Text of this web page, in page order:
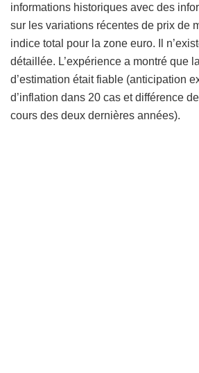
informations historiques avec des
sur les variations récentes de prix de
indice total pour la zone euro. Il
détaillée. L’expérience a montré que
d’estimation était fiable (anticipation
d’inflation dans 20 cas et différence
cours des deux dernières années).